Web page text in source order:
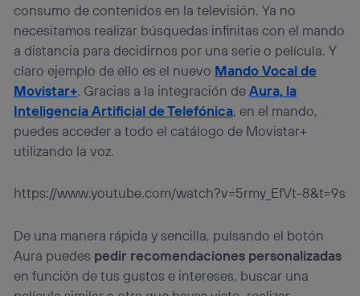
consumo de contenidos en la televisión. Ya no
necesitamos realizar búsquedas infinitas con el mando
a distancia para decidirnos por una serie o película. Y
claro ejemplo de ello es el nuevo Mando Vocal de
Movistar+. Gracias a la integración deAura, la
Inteligencia Artificial de Telefónica, en el mando,
puedes acceder a todo el catálogo de Movistar+
utilizando la voz.
https://www.youtube.com/watch?v=5rmy_EfVt-8&t=9s
De una manera rápida y sencilla, pulsando el botón
Aura puedes pedir recomendaciones personalizadas
en función de tus gustos e intereses, buscar una